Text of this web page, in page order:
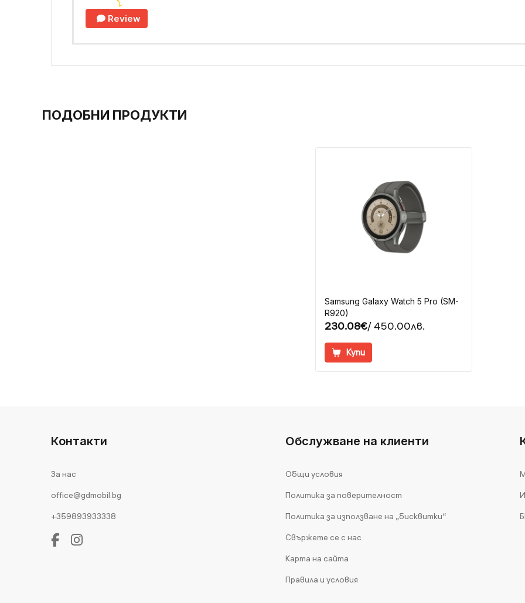
Review
ПОДОБНИ ПРОДУКТИ
Samsung Galaxy Watch 5 Pro (SM-
R920)
230.08€/ 450.00лв.
Купи
Контакти
За нас
office@gdmobil.bg
+359893933338
Обслужване на клиенти
Общи условия
Политика за поверителност
Политика за използване на „бисквитки“
Свържете се с нас
Карта на сайта
Правила и условия